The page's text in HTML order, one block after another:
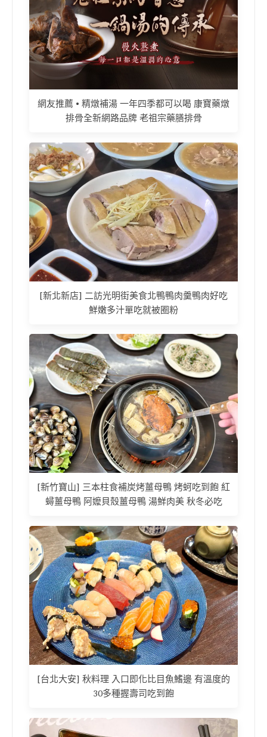
網友推薦 • 精燉補湯 一年四季都可以喝 康寶藥燉
排骨全新網路品牌 老祖宗藥膳排骨
[新北新店] 二訪光明街美食北鴨鴨肉羹鴨肉好吃
鮮嫩多汁單吃就被圈粉
[新竹寶山] 三本柱食補炭烤薑母鴨 烤蚵吃到飽 紅
蟳薑母鴨 阿嬤貝殼薑母鴨 湯鮮肉美 秋冬必吃
[台北大安] 秋料理 入口即化比目魚鰭邊 有溫度的
30多種握壽司吃到飽